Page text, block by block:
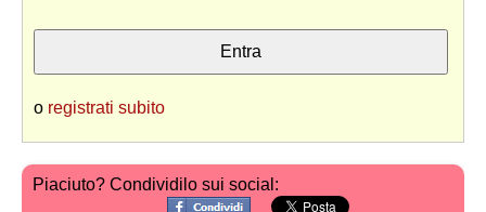
o registrati subito
Piaciuto? Condividilo sui social: